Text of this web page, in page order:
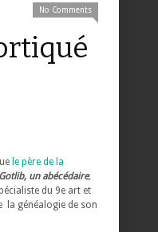
No Comments
le père de la
Gotlib, un abécédaire,
du 9e art et
la généalogie de son